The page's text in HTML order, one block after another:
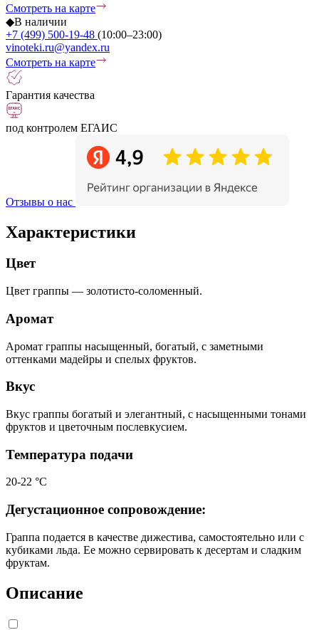
Смотреть на карте
◆В наличии
+7 (499) 500-19-48 (10:00–23:00)
vinoteki.ru@yandex.ru
Смотреть на карте
Гарантия качества
под контролем ЕГАИС
Отзывы о нас
Характеристики
Цвет
Цвет граппы — золотисто-соломенный.
Аромат
Аромат граппы насыщенный, богатый, с заметными
оттенками мадейры и спелых фруктов.
Вкус
Вкус граппы богатый и элегантный, с насыщенными тонами
фруктов и цветочным послевкусием.
Температура подачи
20-22 °С
Дегустационное сопровождение:
Граппа подается в качестве дижестива, самостоятельно или с
кубиками льда. Ее можно сервировать к десертам и сладким
фруктам.
Описание